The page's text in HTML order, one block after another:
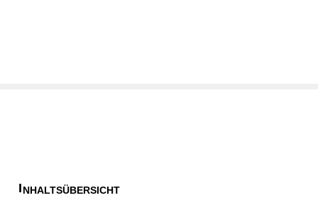
INHALTSÜBERSICHT